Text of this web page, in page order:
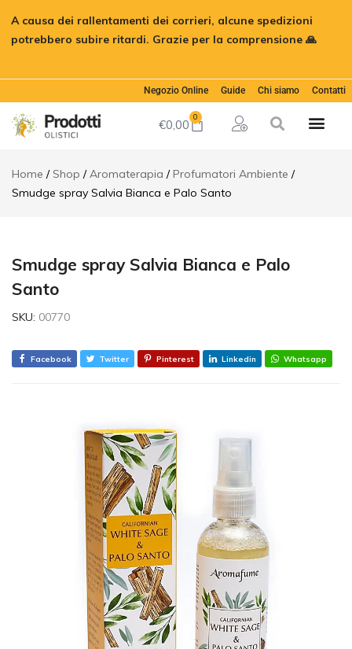
A causa dei rallentamenti dei corrieri, alcune spedizioni
potrebbero subire ritardi. Grazie per la comprensione 🙏
Negozio Online Guide Chi siamo Contatti
€0,00 0
Home Shop Aromaterapia
Profumatori Ambiente
Smudge spray Salvia Bianca e Palo Santo
Smudge spray Salvia Bianca e Palo
Santo
SKU: 00770
Facebook Twitter Pinterest Linkedin Whatsapp
Smudge
spray
Salvia
Santo
Informazioni
aggiuntive
€ 9,90